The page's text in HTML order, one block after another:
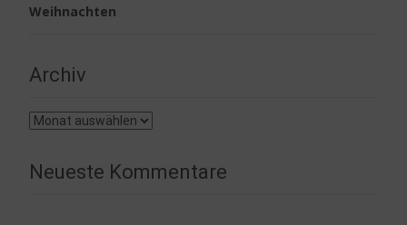
Weihnachten
Archiv
Archiv
Neueste Kommentare